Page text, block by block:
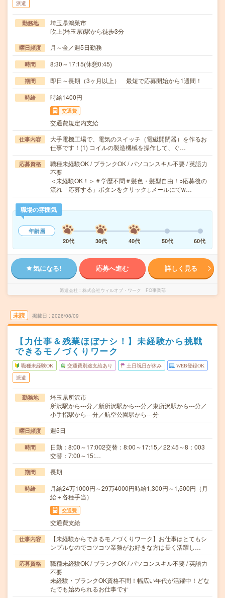
派遣
勤務地
埼玉県鴻巣市
吹上(埼玉県)駅から徒歩3分
曜日頻度 月～金／週5日勤務
時間 8:30～17:15(休憩0:45)
期間 即日～長期（3ヶ月以上） 最短で応募開始から1週間！
時給 時給1400円
交通費
交通費規定内支給
仕事内容
大手電機工場で、電気のスイッチ（電磁開閉器）を作るお
仕事です！(1) コイルの製造機械を操作して、ぐ…
応募資格
職種未経験OK / ブランクOK / パソコンスキル不要 / 英語力
不要
＜未経験OK！＞＃学歴不問＃髪色・髪型自由！○応募後の
流れ「応募する」ボタンをクリック↓メールにてw…
職場の雰囲気
年齢層
20代
30代 40代 50代 60代
気になる! 応募へ進む 詳しく見る
派遣会社 株式会社ウィルオブ・ワーク FO事業部
未読 掲載日 2026/08/09
【力仕事＆残業ほぼナシ！】未経験から挑戦
できるモノづくりワーク
職種未経験OK 交通費別途支給あり 土日祝日が休み WEB登録OK
派遣
勤務地
埼玉県所沢市
所沢駅から---分／新所沢駅から---分／東所沢駅から---分／
小手指駅から---分／航空公園駅から---分
曜日頻度 週5日
時間
日勤：8:00～17:002交替：8:00～17:15／22:45～8：003
交替：7:00～15:…
期間 長期
時給
月給24万1000円～29万4000円時給1,300円～1,500円（月
給＋各種手当）
交通費
交通費支給
仕事内容
【未経験からできるモノづくりワーク】お仕事はとてもシ
ンプルなのでコツコツ業務がお好きな方は長く活躍し…
応募資格
職種未経験OK / ブランクOK / パソコンスキル不要 / 英語力
不要
未経験・ブランクOK資格不問！幅広い年代が活躍中！どな
たでも始められるお仕事です